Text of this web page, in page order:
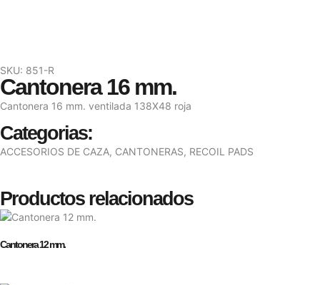
SKU: 851-R
Cantonera 16 mm.
Cantonera 16 mm. ventilada 138X48 roja
Categorias:
ACCESORIOS DE CAZA, CANTONERAS, RECOIL PADS
Productos relacionados
Cantonera 12 mm.